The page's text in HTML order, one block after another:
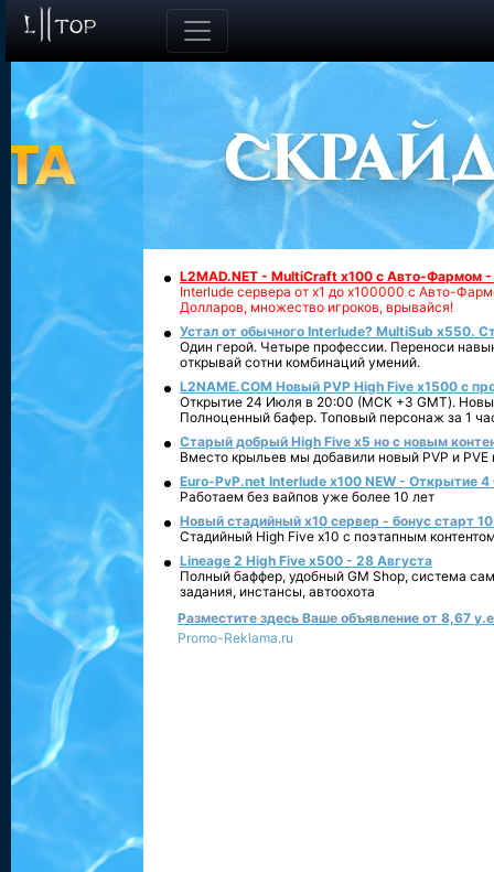
L2MAD.NET - MultiCraft x100 с Авто-Фармом
Interlude сервера от х1 до х100000 с Авто-
Долларов, множество игроков, врывайся!
Устал от обычного Interlude? MultiSub x550.
Один герой. Четыре профессии. Переноси
открывай сотни комбинаций умений.
L2NAME.COM Новый PVP High Five x1500 с
Открытие 24 Июля в 20:00 (МСК +3 GMT).
Полноценный бафер. Топовый персонаж за 1
Старый добрый High Five x5 но с новым
Вместо крыльев мы добавили новый PVP и PVE
Euro-PvP.net Interlude х100 NEW - Открытие 4
Работаем без вайпов уже более 10 лет
Новый стадийный х10 сервер - бонус старт
Стадийный High Five x10 с поэтапным
Lineage 2 High Five x500 - 28 Августа
Полный баффер, удобный GM Shop, система
задания, инстансы, автоохота
Разместите здесь Ваше объявление от 8,67
Promo-Reklama.ru